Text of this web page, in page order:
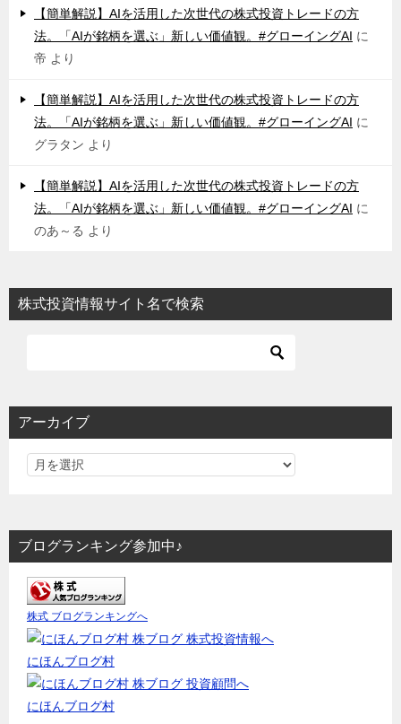
【簡単解説】AIを活用した次世代の株式投資トレードの方
法。「AIが銘柄を選ぶ」新しい価値観。#グローイングAI に
帝 より
【簡単解説】AIを活用した次世代の株式投資トレードの方
法。「AIが銘柄を選ぶ」新しい価値観。#グローイングAI に
グラタン より
【簡単解説】AIを活用した次世代の株式投資トレードの方
法。「AIが銘柄を選ぶ」新しい価値観。#グローイングAI に
のあ～る より
株式投資情報サイト名で検索
アーカイブ
ブログランキング参加中♪
株式 ブログランキングへ
にほんブログ村
にほんブログ村